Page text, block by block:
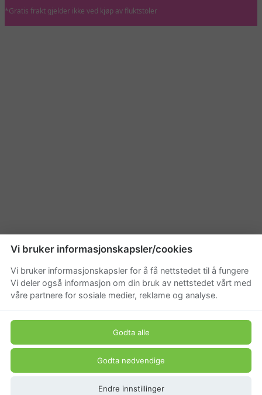
*Gratis frakt gjelder ikke ved kjøp av fluktstoler
Vi bruker informasjonskapsler/cookies
Vi bruker informasjonskapsler for å få nettstedet til å fungere
Vi deler også informasjon om din bruk av nettstedet vårt med
våre partnere for sosiale medier, reklame og analyse.
Godta alle
Godta nødvendige
Endre innstillinger